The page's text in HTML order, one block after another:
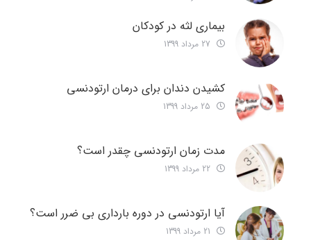
بیماری لثه در کودکان
کشیدن دندان برای درمان ارتودنسی
مدت زمان ارتودنسی چقدر است؟
آیا ارتودنسی در دوره بارداری بی ضرر است؟